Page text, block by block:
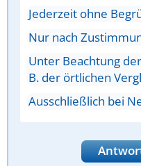
Jederzeit ohne
Nur nach
Unter Beachtung
B. der örtlichen
Ausschließlich bei